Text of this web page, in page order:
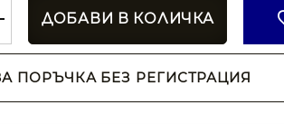
ПОРЪЧКА БЕЗ РЕГИСТРАЦИЯ
данни